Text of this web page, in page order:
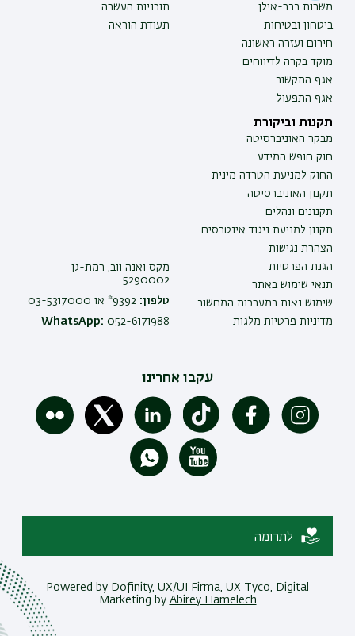
משרות בבר-אילן
ביטחון ובטיחות
חירום ועזרה ראשונה
מוקד בקרה לדיווחים
אגף התקשוב
אגף התפעול
תוכניות העשרה
תעודת הוראה
תקנות וביקורת
מבקר האוניברסיטה
חוק חופש המידע
החוק למניעת הטרדה מינית
תקנון האוניברסיטה
תקנונים ונהלים
תקנון למניעת ניגוד אינטרסים
הצהרת נגישות
הגנת הפרטיות
תנאי שימוש באתר
שימוש נאות במערכות המחשוב
מדיניות פרטיות מלגות
מקס ואנה ווב, רמת-גן
5290002
טלפון:
WhatsApp: 052-6171988
עקבו אחרינו
לתרומה
Powered by Dofinity, UX/UI Firma , UX Tyco , Digital
Marketing by Abirey Hamelech